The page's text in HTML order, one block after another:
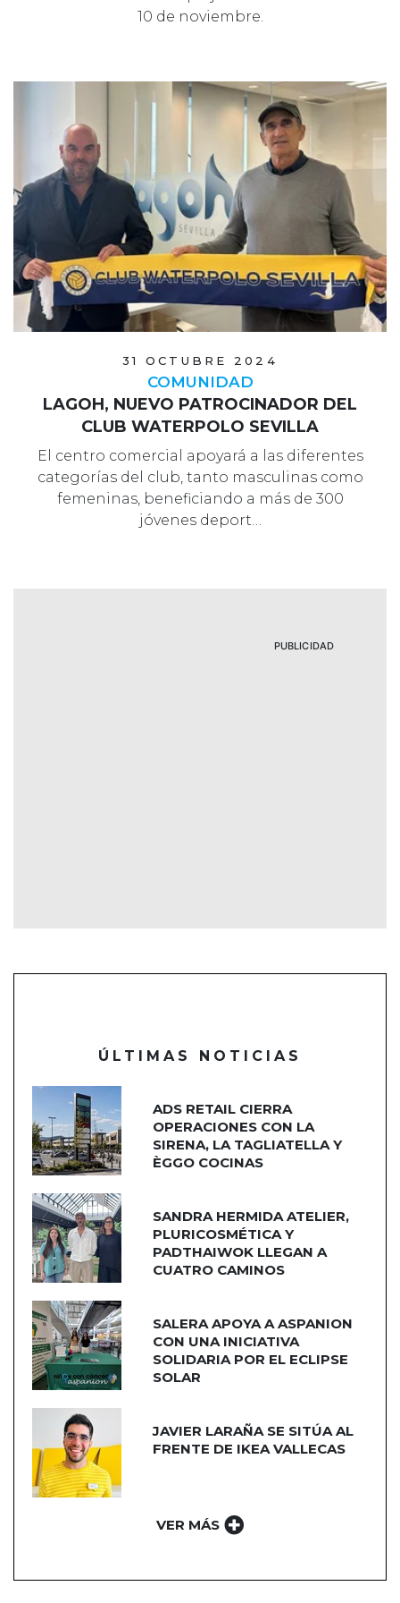
10 de noviembre.
31 OCTUBRE 2024
COMUNIDAD
LAGOH, NUEVO PATROCINADOR DEL
CLUB WATERPOLO SEVILLA
El centro comercial apoyará a las diferentes
categorías del club, tanto masculinas como
femeninas, beneficiando a más de 300
jóvenes deport…
PUBLICIDAD
ÚLTIMAS NOTICIAS
ADS RETAIL CIERRA
OPERACIONES CON LA
SIRENA, LA TAGLIATELLA Y
ÈGGO COCINAS
SANDRA HERMIDA ATELIER,
PLURICOSMÉTICA Y
PADTHAIWOK LLEGAN A
CUATRO CAMINOS
SALERA APOYA A ASPANION
CON UNA INICIATIVA
SOLIDARIA POR EL ECLIPSE
SOLAR
JAVIER LARAÑA SE SITÚA AL
FRENTE DE IKEA VALLECAS
VER MÁS